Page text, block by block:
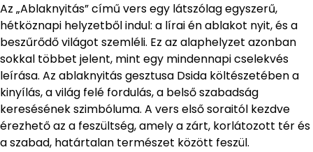
Az „Ablaknyitás” című vers egy látszólag egyszerű,
hétköznapi helyzetből indul: a lírai én ablakot nyit, és a
beszűrődő világot szemléli. Ez az alaphelyzet azonban
sokkal többet jelent, mint egy mindennapi cselekvés
leírása. Az ablaknyitás gesztusa Dsida költészetében a
kinyílás, a világ felé fordulás, a belső szabadság
keresésének szimbóluma. A vers első soraitól kezdve
érezhető az a feszültség, amely a zárt, korlátozott tér és
a szabad, határtalan természet között feszül.